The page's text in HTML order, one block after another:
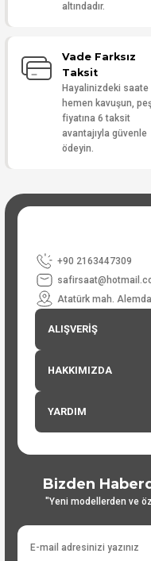
altındadır.
Vade Farksız
Taksit
Hayalinizdeki saate
hemen kavuşun,
fiyatına 6 taksit
avantajıyla güvenle
ödeyin.
+90 2163447309
Atatürk mah.
ALIŞVERİŞ
HAKKIMIZDA
YARDIM
Bizden
"Yeni modellerden ve